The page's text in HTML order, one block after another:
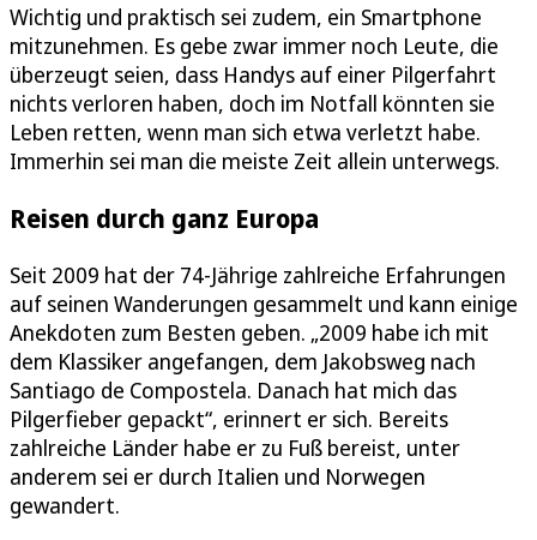
Wichtig und praktisch sei zudem, ein Smartphone
mitzunehmen. Es gebe zwar immer noch Leute, die
überzeugt seien, dass Handys auf einer Pilgerfahrt
nichts verloren haben, doch im Notfall könnten sie
Leben retten, wenn man sich etwa verletzt habe.
Immerhin sei man die meiste Zeit allein unterwegs.
Reisen durch ganz Europa
Seit 2009 hat der 74-Jährige zahlreiche Erfahrungen
auf seinen Wanderungen gesammelt und kann einige
Anekdoten zum Besten geben. „2009 habe ich mit
dem Klassiker angefangen, dem Jakobsweg nach
Santiago de Compostela. Danach hat mich das
Pilgerfieber gepackt“, erinnert er sich. Bereits
zahlreiche Länder habe er zu Fuß bereist, unter
anderem sei er durch Italien und Norwegen
gewandert.